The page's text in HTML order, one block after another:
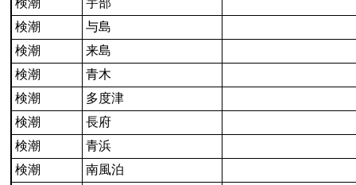
検潮
与島
検潮
来島
検潮
青木
検潮
多度津
検潮
長府
検潮
青浜
検潮
南風泊